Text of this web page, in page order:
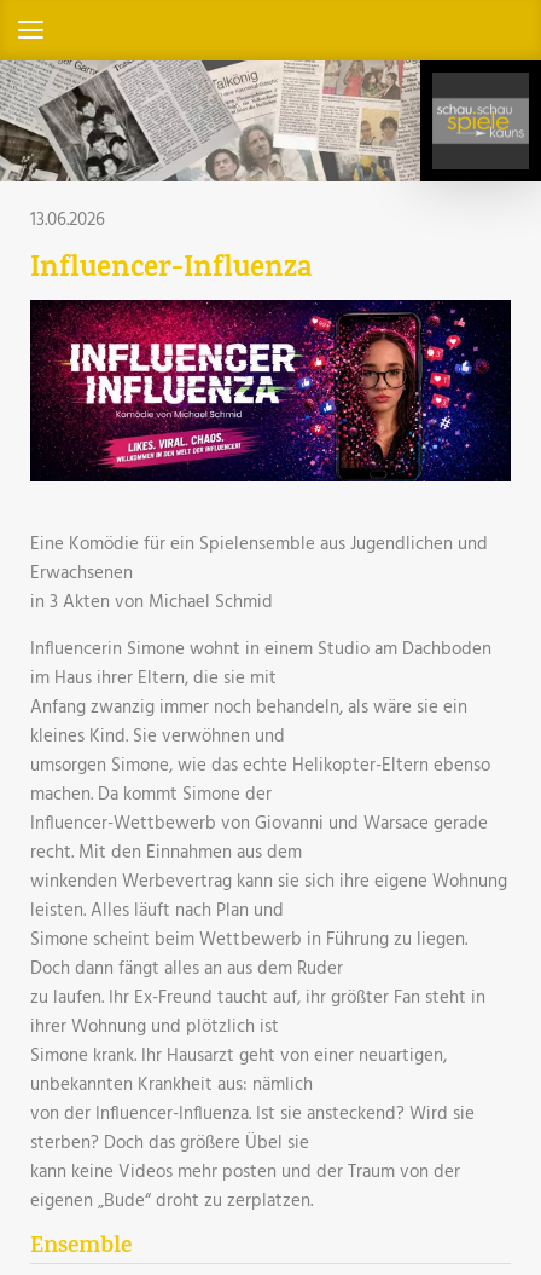
13.06.2026
Influencer-Influenza
Eine Komödie für ein Spielensemble aus Jugendlichen und
Erwachsenen
in 3 Akten von Michael Schmid
Influencerin Simone wohnt in einem Studio am Dachboden
im Haus ihrer Eltern, die sie mit
Anfang zwanzig immer noch behandeln, als wäre sie ein
kleines Kind. Sie verwöhnen und
umsorgen Simone, wie das echte Helikopter-Eltern ebenso
machen. Da kommt Simone der
Influencer-Wettbewerb von Giovanni und Warsace gerade
recht. Mit den Einnahmen aus dem
winkenden Werbevertrag kann sie sich ihre eigene Wohnung
leisten. Alles läuft nach Plan und
Simone scheint beim Wettbewerb in Führung zu liegen.
Doch dann fängt alles an aus dem Ruder
zu laufen. Ihr Ex-Freund taucht auf, ihr größter Fan steht in
ihrer Wohnung und plötzlich ist
Simone krank. Ihr Hausarzt geht von einer neuartigen,
unbekannten Krankheit aus: nämlich
von der Influencer-Influenza. Ist sie ansteckend? Wird sie
sterben? Doch das größere Übel sie
kann keine Videos mehr posten und der Traum von der
eigenen „Bude“ droht zu zerplatzen.
Ensemble